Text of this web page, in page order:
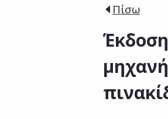
Πίσω